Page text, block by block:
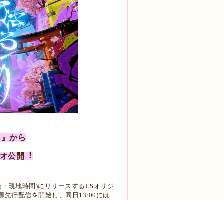
から
公開︕
現地時間)にリリースするUSオリジ
先⾏配信を開始し、同⽇13:00には